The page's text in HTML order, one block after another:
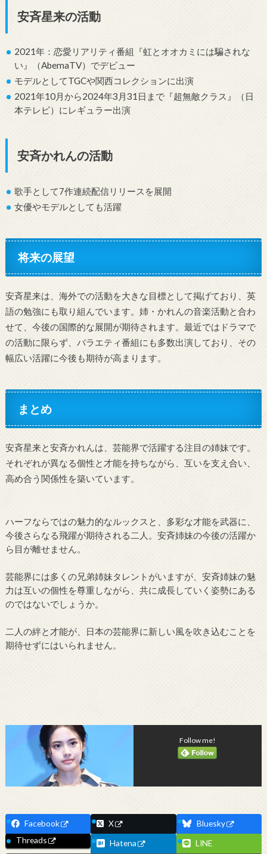
安斉星来の活動
2021年：恋愛リアリティ番組『虹とオオカミには騙されな
い』（AbemaTV）でデビュー
モデルとしてTGCや関西コレクションに出演
2021年10月から2024年3月31日まで『超無敵クラス』（日
本テレビ）にレギュラー出演
安斉かれんの活動
歌手として7作連続配信リリースを展開
女優やモデルとしても活躍
将来の展望
安斉星来は、海外での活動を大きな目標として掲げており、英
語の勉強にも取り組んでいます。姉・かれんの音楽活動と合わ
せて、今後の国際的な展開が期待されます。最近ではドラマで
の活動に限らず、バラエティ番組にも多数出演しており、その
幅広い活躍に今後も期待が高まります。
まとめ
安斉星来と安斉かれんは、芸能界で活躍する注目の姉妹です。
それぞれが異なる個性と才能を持ちながら、互いを支え合い、
高め合う関係性を築いています。
ハーフならではの魅力的なルックスと、多彩な才能を武器に、
今後さらなる飛躍が期待される二人。安斉姉妹の今後の活躍か
ら目が離せません。
芸能界には多くの兄弟姉妹タレントがいますが、安斉姉妹の魅
力は互いの個性を尊重しながら、共に成長していく姿勢にある
のではないでしょうか。
二人の絆と才能が、日本の芸能界に新しい風を吹き込むことを
期待せずにはいられません。
Follow me!
Facebook X
Bluesky
Threads
Hatena
LINE